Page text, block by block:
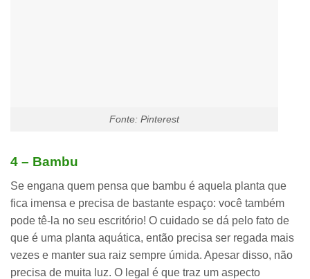
Fonte: Pinterest
4 – Bambu
Se engana quem pensa que bambu é aquela planta que
fica imensa e precisa de bastante espaço: você também
pode tê-la no seu escritório! O cuidado se dá pelo fato de
que é uma planta aquática, então precisa ser regada mais
vezes e manter sua raiz sempre úmida. Apesar disso, não
precisa de muita luz. O legal é que traz um aspecto